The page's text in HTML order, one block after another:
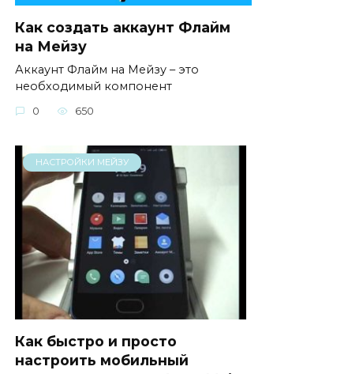
Как создать аккаунт Флайм
на Мейзу
Аккаунт Флайм на Мейзу – это
необходимый компонент
0 650
НАСТРОЙКИ МЕЙЗУ
Как быстро и просто
настроить мобильный